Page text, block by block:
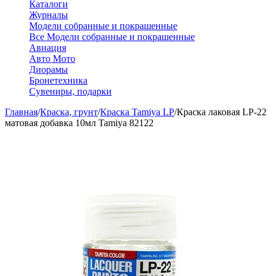
Каталоги
Журналы
Модели собранные и покрашенные
Все Модели собранные и покрашенные
Авиация
Авто Мото
Диорамы
Бронетехника
Сувениры, подарки
Главная/Краска, грунт/Краска Tamiya LP/Краска лаковая LP-22
матовая добавка 10мл Tamiya 82122